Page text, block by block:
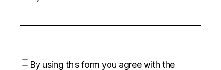
By using this form you agree with the